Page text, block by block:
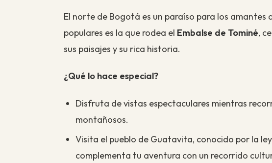
El norte de Bogotá es un paraíso para los amantes
populares es la que rodea el Embalse de Tominé,
sus paisajes y su rica historia.
¿Qué lo hace especial?
Disfruta de vistas espectaculares mientras
montañosos.
Visita el pueblo de Guatavita, conocido por la
complementa tu aventura con un recorrido